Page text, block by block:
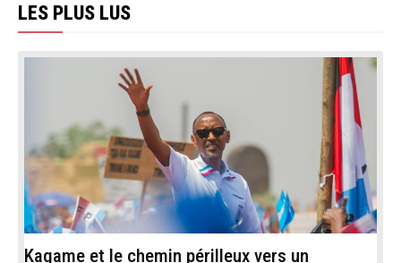
LES PLUS LUS
Kagame et le chemin périlleux vers un